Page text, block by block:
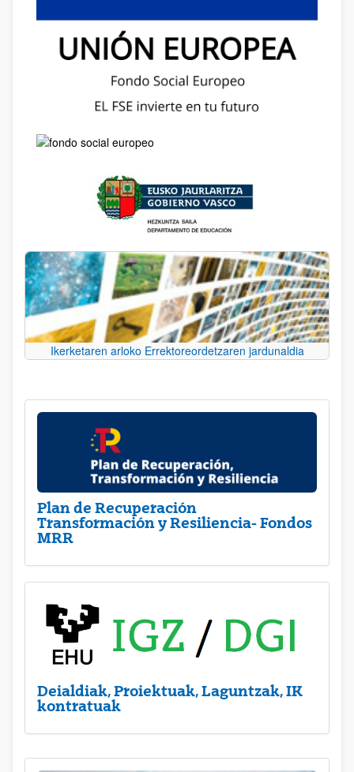
Ikerketaren arloko Errektoreordetzaren jardunaldia
Plan de Recuperación
Transformación y Resiliencia- Fondos
MRR
Deialdiak, Proiektuak, Laguntzak, IK
kontratuak